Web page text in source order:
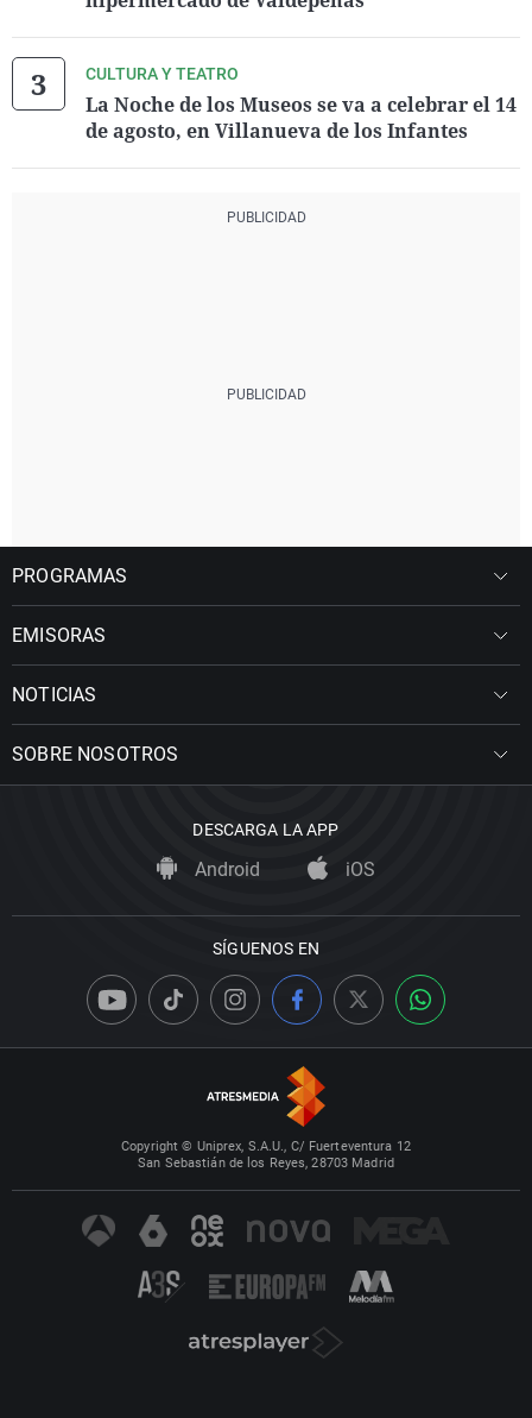
CULTURA Y TEATRO
La Noche de los Museos se va a celebrar el 14
de agosto, en Villanueva de los Infantes
PROGRAMAS
EMISORAS
NOTICIAS
SOBRE NOSOTROS
DESCARGA LA APP
Android iOS
SÍGUENOS EN
Copyright © Uniprex, S.A.U., C/ Fuerteventura 12
San Sebastián de los Reyes, 28703 Madrid